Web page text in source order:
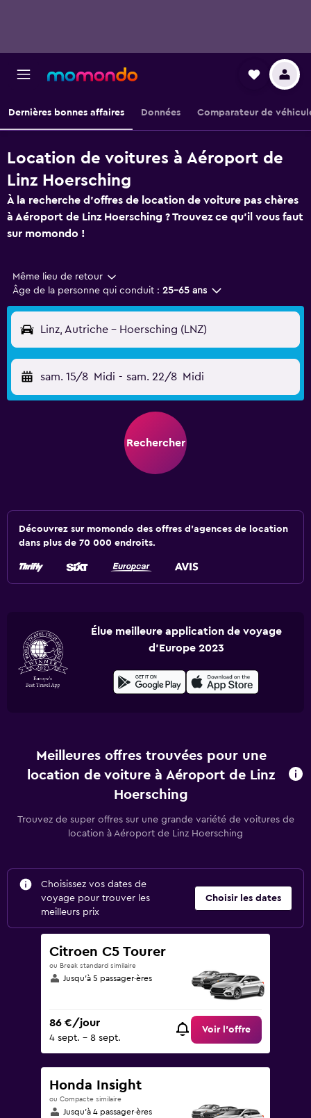
Dernières bonnes affaires Données Comparateur de
Location de voitures à Aéroport de
Linz Hoersching
À la recherche d'offres de location de voiture pas chères
à Aéroport de Linz Hoersching ? Trouvez ce qu'il vous faut
sur momondo !
Même lieu de retour
Âge de la personne qui conduit : 25-65 ans
Linz, Autriche - Hoersching (LNZ)
sam. 15/8 Midi - sam. 22/8 Midi
Rechercher
Découvrez sur momondo des offres d'agences de location
dans plus de 70 000 endroits.
Élue meilleure application de voyage
d'Europe 2023
Meilleures offres trouvées pour une
location de voiture à Aéroport de Linz
Hoersching
Trouvez de super offres sur une grande variété de voitures de
location à Aéroport de Linz Hoersching
Choisissez vos dates de
voyage pour trouver les
meilleurs prix
Choisir les dates
Citroen C5 Tourer
ou Break standard similaire
Jusqu’à 5 passager·ères
86 €/jour
4 sept. - 8 sept.
Voir l’offre
Honda Insight
ou Compacte similaire
Jusqu’à 4 passager·ères